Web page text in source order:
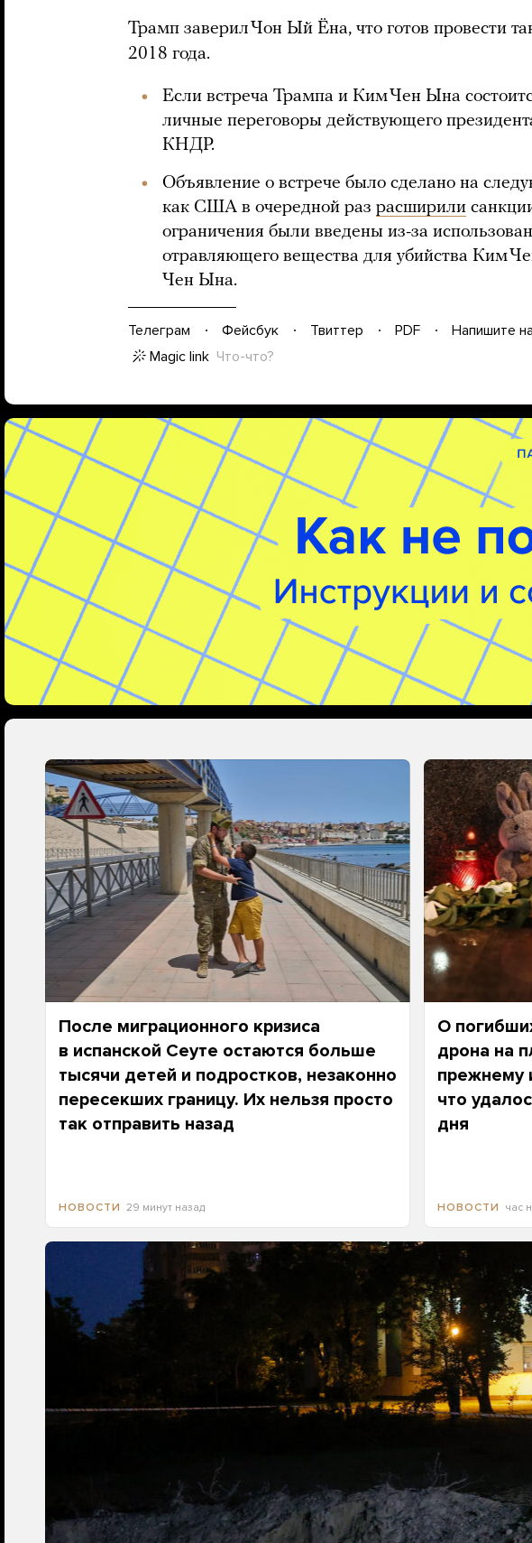
Трамп заверил Чон Ый Ёна, что готов провести
2018 года.
Если встреча Трампа и Ким Чен Ына
личные переговоры действующего
КНДР.
Объявление о встрече было сделано на
как США в очередной раз расширили
ограничения были введены из-за
отравляющего вещества для убийства Ким
Чен Ына.
Телеграм Фейсбук Твиттер PDF
Напишите
Magic link Что-что?
После миграционного кризиса
в испанской Сеуте остаются больше
тысячи детей и подростков, незаконно
пересекших границу. Их нельзя просто
так отправить назад
НОВОСТИ 29 минут назад
О
дрона на
прежнему
что
дня
НОВОСТИ час